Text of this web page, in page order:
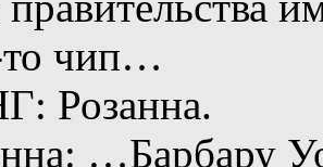
то чип…
Розанна.
…Барбару